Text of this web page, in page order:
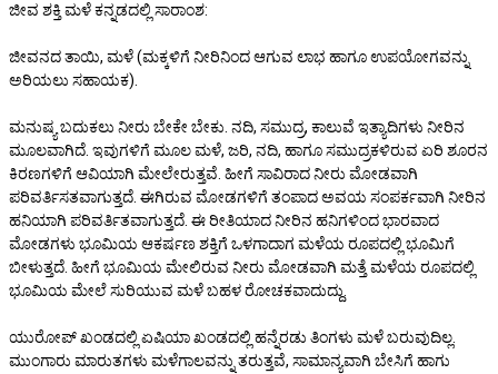
ಜೀವ ಶಕ್ತಿ ಮಳೆ ಕನ್ನಡದಲ್ಲಿ ಸಾರಾಂಶ:
ಜೀವನದ ತಾಯಿ, ಮಳೆ (ಮಕ್ಕಳಿಗೆ ನೀರಿನಿಂದ ಆಗುವ ಲಾಭ ಹಾಗೂ ಉಪಯೋಗವನ್ನು
ಅರಿಯಲು ಸಹಾಯಕ).
ಮನುಷ್ಯ ಬದುಕಲು ನೀರು ಬೇಕೇ ಬೇಕು. ನದಿ, ಸಮುದ್ರ, ಕಾಲುವೆ ಇತ್ಯಾದಿಗಳು ನೀರಿನ
ಮೂಲವಾಗಿದೆ. ಇವುಗಳಿಗೆ ಮೂಲ ಮಳೆ, ಜರಿ, ನದಿ, ಹಾಗೂ ಸಮುದ್ರಕಳಿರುವ ಏರಿ ಶೂರನ
ಕಿರಣಗಳಿಗೆ ಆವಿಯಾಗಿ ಮೇಲೇರುತ್ತವೆ. ಹೀಗೆ ಸಾವಿರಾದ ನೀರು ಮೋಡವಾಗಿ
ಪರಿವರ್ತಿಸತವಾಗುತ್ತದೆ. ಈಗಿರುವ ಮೋಡಗಳಿಗೆ ತಂಪಾದ ಅವಯ ಸಂಪರ್ಕವಾಗಿ ನೀರಿನ
ಹನಿಯಾಗಿ ಪರಿವರ್ತಿತವಾಗುತ್ತದೆ. ಈ ರೀತಿಯಾದ ನೀರಿನ ಹನಿಗಳಿಂದ ಭಾರವಾದ
ಮೋಡಗಳು ಭೂಮಿಯ ಆಕರ್ಷಣ ಶಕ್ತಿಗೆ ಒಳಗಾದಾಗ ಮಳೆಯ ರೂಪದಲ್ಲಿ ಭೂಮಿಗೆ
ಬೀಳುತ್ತದೆ. ಹೀಗೆ ಭೂಮಿಯ ಮೇಲಿರುವ ನೀರು ಮೋಡವಾಗಿ ಮತ್ತೆ ಮಳೆಯ ರೂಪದಲ್ಲಿ
ಭೂಮಿಯ ಮೇಲೆ ಸುರಿಯುವ ಮಳೆ ಬಹಳ ರೋಚಕವಾದುದ್ದು.
ಯುರೋಪ್ ಖಂಡದಲ್ಲಿ ಏಷಿಯಾ ಖಂಡದಲ್ಲಿ ಹನ್ನೆರಡು ತಿಂಗಳು ಮಳೆ ಬರುವುದಿಲ್ಲ.
ಮುಂಗಾರು ಮಾರುತಗಳು ಮಳೆಗಾಲವನ್ನು ತರುತ್ತವೆ, ಸಾಮಾನ್ಯವಾಗಿ ಬೇಸಿಗೆ ಹಾಗು